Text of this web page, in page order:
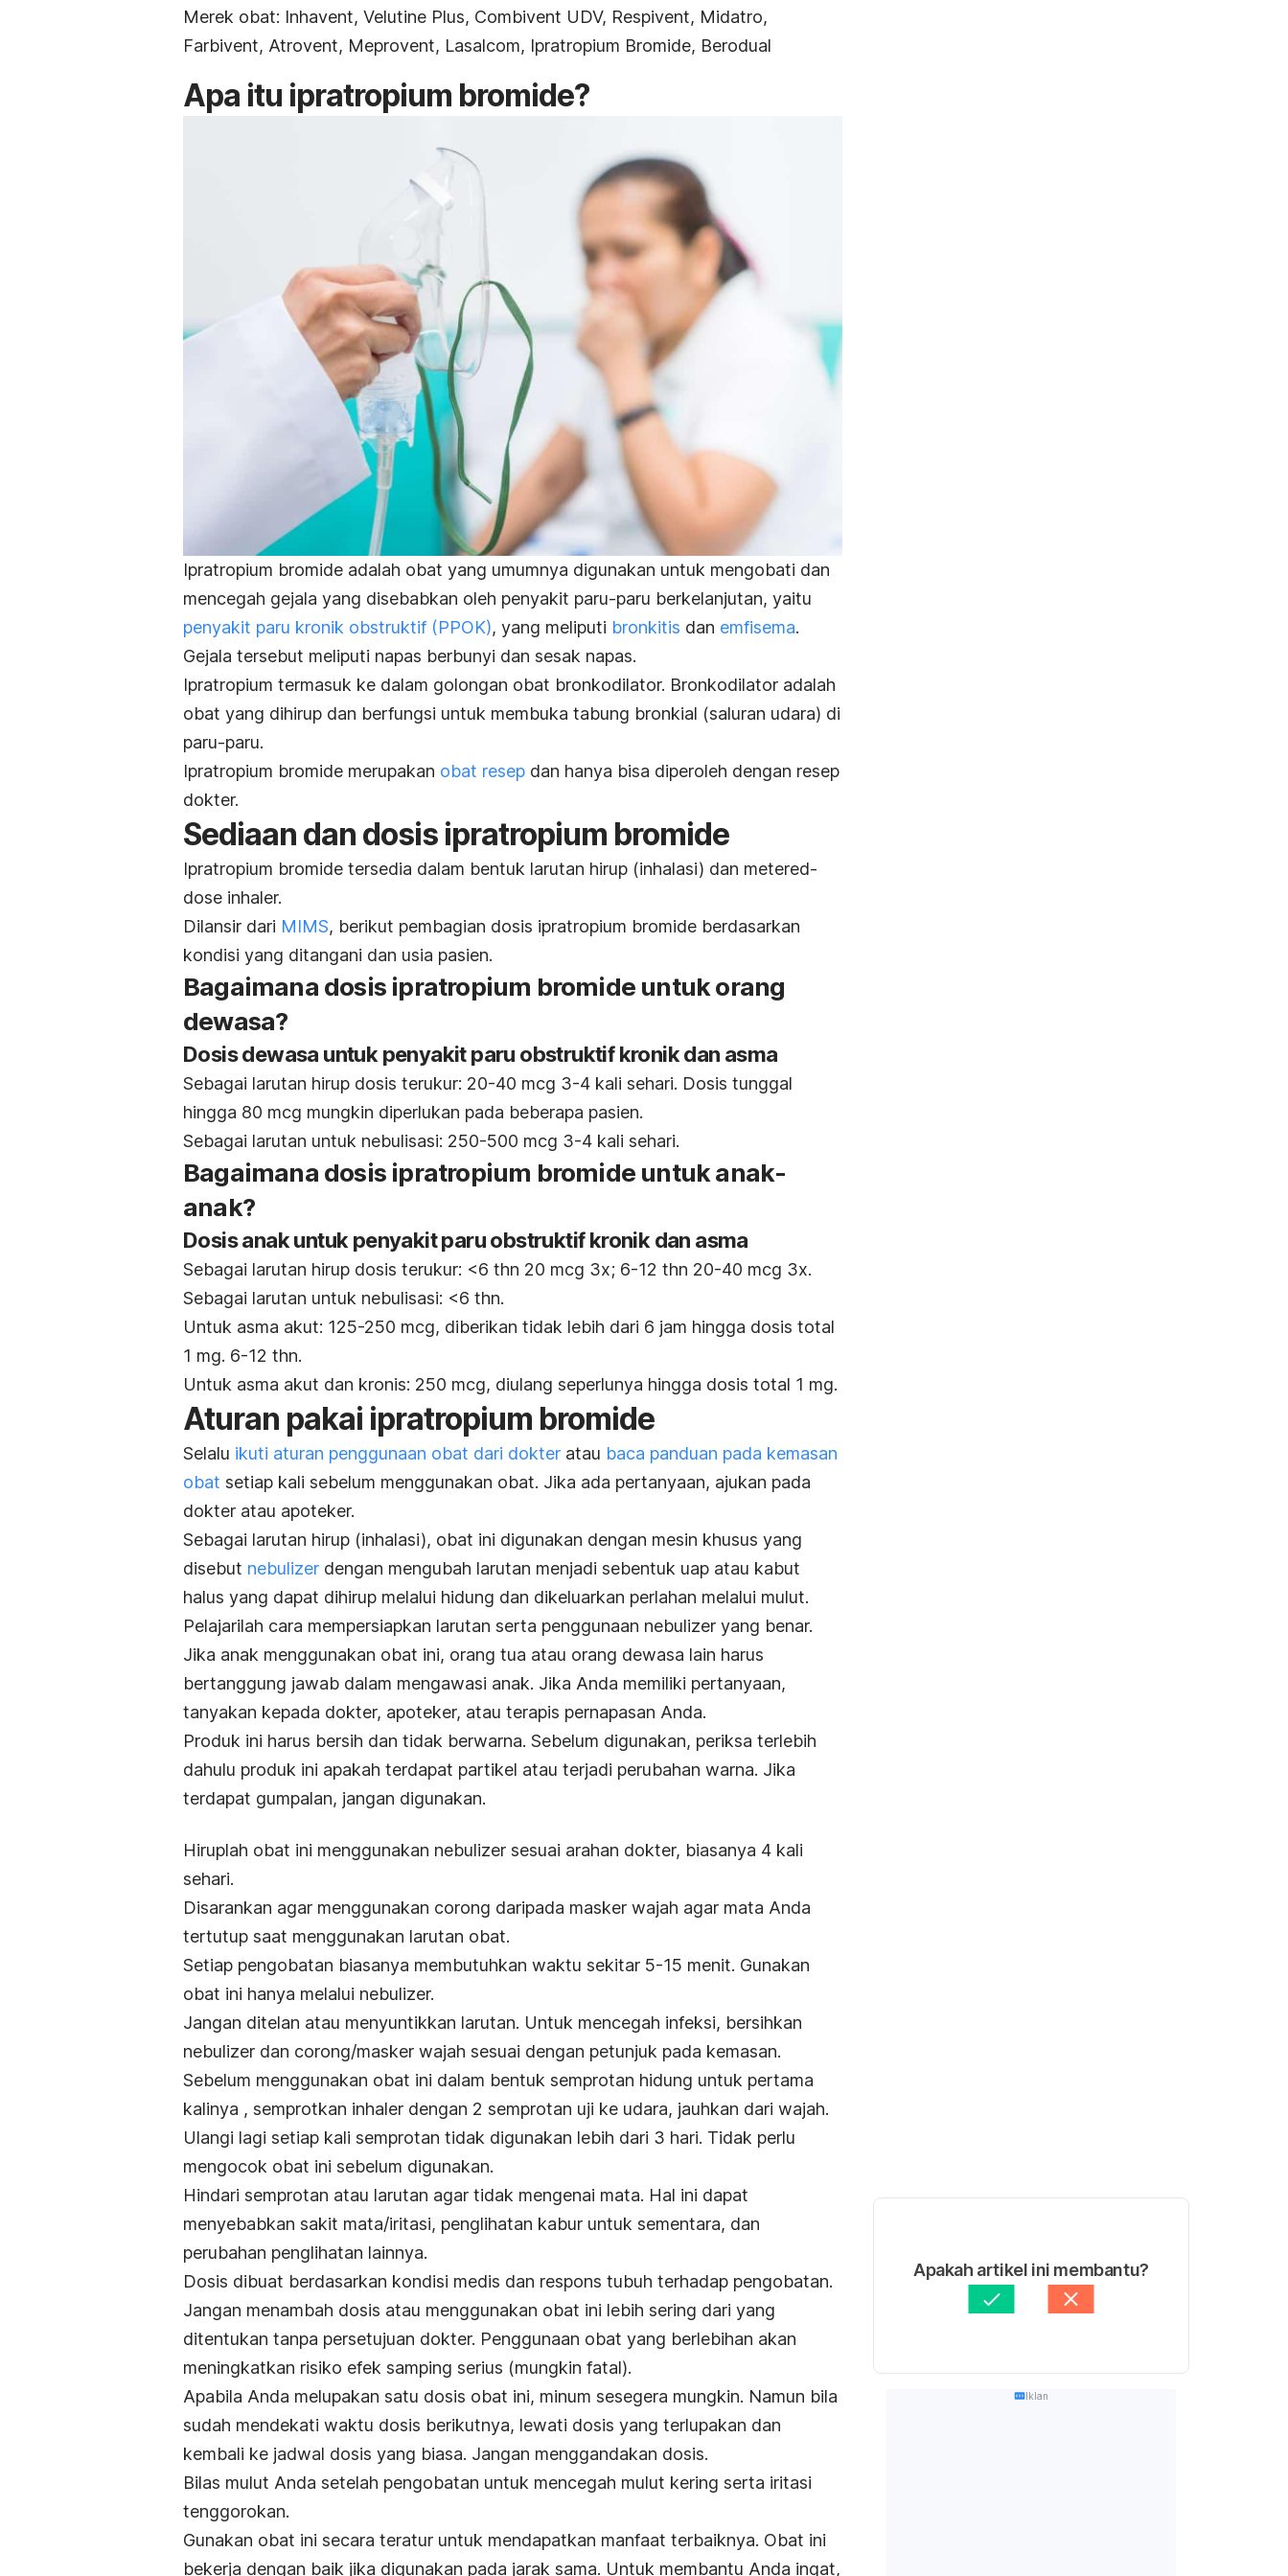
Merek obat: Inhavent, Velutine Plus, Combivent UDV, Respivent, Midatro,
Farbivent, Atrovent, Meprovent, Lasalcom, Ipratropium Bromide, Berodual
Apa itu ipratropium bromide?
Ipratropium bromide adalah obat yang umumnya digunakan untuk mengobati dan
mencegah gejala yang disebabkan oleh penyakit paru-paru berkelanjutan, yaitu
penyakit paru kronik obstruktif (PPOK), yang meliputi bronkitis dan emfisema.
Gejala tersebut meliputi napas berbunyi dan sesak napas.
Ipratropium termasuk ke dalam golongan obat bronkodilator. Bronkodilator adalah
obat yang dihirup dan berfungsi untuk membuka tabung bronkial (saluran udara) di
paru-paru.
Ipratropium bromide merupakan obat resep dan hanya bisa diperoleh dengan resep
dokter.
Sediaan dan dosis ipratropium bromide
Ipratropium bromide tersedia dalam bentuk larutan hirup (inhalasi) dan metered-
dose inhaler.
Dilansir dari MIMS, berikut pembagian dosis ipratropium bromide berdasarkan
kondisi yang ditangani dan usia pasien.
Bagaimana dosis ipratropium bromide untuk orang
dewasa?
Dosis dewasa untuk penyakit paru obstruktif kronik dan asma
Sebagai larutan hirup dosis terukur: 20-40 mcg 3-4 kali sehari. Dosis tunggal
hingga 80 mcg mungkin diperlukan pada beberapa pasien.
Sebagai larutan untuk nebulisasi: 250-500 mcg 3-4 kali sehari.
Bagaimana dosis ipratropium bromide untuk anak-
anak?
Dosis anak untuk penyakit paru obstruktif kronik dan asma
Sebagai larutan hirup dosis terukur: <6 thn 20 mcg 3x; 6-12 thn 20-40 mcg 3x.
Sebagai larutan untuk nebulisasi: <6 thn.
Untuk asma akut: 125-250 mcg, diberikan tidak lebih dari 6 jam hingga dosis total
1 mg. 6-12 thn.
Untuk asma akut dan kronis: 250 mcg, diulang seperlunya hingga dosis total 1 mg.
Aturan pakai ipratropium bromide
Selalu ikuti aturan penggunaan obat dari dokter atau baca panduan pada kemasan
obat setiap kali sebelum menggunakan obat. Jika ada pertanyaan, ajukan pada
dokter atau apoteker.
Sebagai larutan hirup (inhalasi), obat ini digunakan dengan mesin khusus yang
disebut nebulizer dengan mengubah larutan menjadi sebentuk uap atau kabut
halus yang dapat dihirup melalui hidung dan dikeluarkan perlahan melalui mulut.
Pelajarilah cara mempersiapkan larutan serta penggunaan nebulizer yang benar.
Jika anak menggunakan obat ini, orang tua atau orang dewasa lain harus
bertanggung jawab dalam mengawasi anak. Jika Anda memiliki pertanyaan,
tanyakan kepada dokter, apoteker, atau terapis pernapasan Anda.
Produk ini harus bersih dan tidak berwarna. Sebelum digunakan, periksa terlebih
dahulu produk ini apakah terdapat partikel atau terjadi perubahan warna. Jika
terdapat gumpalan, jangan digunakan.
Hiruplah obat ini menggunakan nebulizer sesuai arahan dokter, biasanya 4 kali
sehari.
Disarankan agar menggunakan corong daripada masker wajah agar mata Anda
tertutup saat menggunakan larutan obat.
Setiap pengobatan biasanya membutuhkan waktu sekitar 5-15 menit. Gunakan
obat ini hanya melalui nebulizer.
Jangan ditelan atau menyuntikkan larutan. Untuk mencegah infeksi, bersihkan
nebulizer dan corong/masker wajah sesuai dengan petunjuk pada kemasan.
Sebelum menggunakan obat ini dalam bentuk semprotan hidung untuk pertama
kalinya , semprotkan inhaler dengan 2 semprotan uji ke udara, jauhkan dari wajah.
Ulangi lagi setiap kali semprotan tidak digunakan lebih dari 3 hari. Tidak perlu
mengocok obat ini sebelum digunakan.
Hindari semprotan atau larutan agar tidak mengenai mata. Hal ini dapat
menyebabkan sakit mata/iritasi, penglihatan kabur untuk sementara, dan
perubahan penglihatan lainnya.
Dosis dibuat berdasarkan kondisi medis dan respons tubuh terhadap pengobatan.
Jangan menambah dosis atau menggunakan obat ini lebih sering dari yang
ditentukan tanpa persetujuan dokter. Penggunaan obat yang berlebihan akan
meningkatkan risiko efek samping serius (mungkin fatal).
Apabila Anda melupakan satu dosis obat ini, minum sesegera mungkin. Namun bila
sudah mendekati waktu dosis berikutnya, lewati dosis yang terlupakan dan
kembali ke jadwal dosis yang biasa. Jangan menggandakan dosis.
Bilas mulut Anda setelah pengobatan untuk mencegah mulut kering serta iritasi
tenggorokan.
Gunakan obat ini secara teratur untuk mendapatkan manfaat terbaiknya. Obat ini
bekerja dengan baik jika digunakan pada jarak sama. Untuk membantu Anda ingat,
Apakah artikel ini membantu?
Iklan